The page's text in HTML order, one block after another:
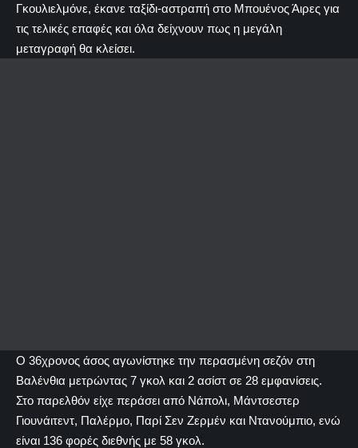
Γκουλιελμόνε, έκανε ταξίδι-αστραπή στο Μπουένος Άιρες για
τις τελικές επαφές και όλα δείχνουν πως η μεγάλη
μεταγραφή θα κλείσει.
Ο 36χρονος άσος αγωνίστηκε την περασμένη σεζόν στη
Βαλένθια μετρώντας 7 γκολ και 2 ασίστ σε 28 εμφανίσεις.
Στο παρελθόν είχε περάσει από Νάπολι, Μάντσεστερ
Γιουνάιτεντ, Παλέρμο, Παρί Σεν Ζερμέν και Ντανούμπιο, ενώ
είναι 136 φορές διεθνής με 58 γκολ.